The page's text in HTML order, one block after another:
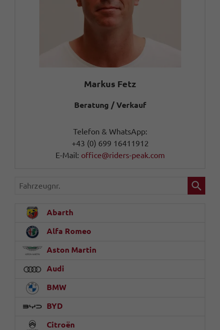
Markus Fetz
Beratung / Verkauf
Telefon & WhatsApp:
+43 (0) 699 16411912
E-Mail: office@riders-peak.com
Fahrzeugnr.
Abarth
Alfa Romeo
Aston Martin
Audi
BMW
BYD
Citroën